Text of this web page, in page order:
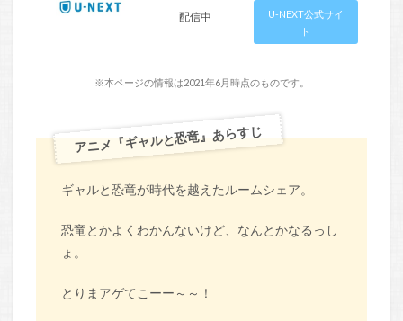
配信中
U-NEXT公式サイ
ト
※本ページの情報は2021年6月時点のものです。
アニメ『ギャルと恐竜』あらすじ
ギャルと恐竜が時代を越えたルームシェア。
恐竜とかよくわかんないけど、なんとかなるっし
ょ。
とりまアゲてこーー～～！